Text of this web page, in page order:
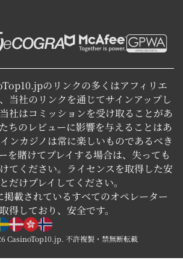
のリンクの多くはアフィリエ
当社のリンクを通じてサインアップし
社はコミッションを受け取ることがあ
ちのレビューに影響を与えることはあ
ンカジノは常に楽しいものであるべき
を賭けてプレイする場合は、失っても
てください。ライセンスを取得した安
だけプレイしてください。
載されているすべてのオペレーター
得しており、安全です。
CasinoTop10.jp. 不許複製・禁無断転載